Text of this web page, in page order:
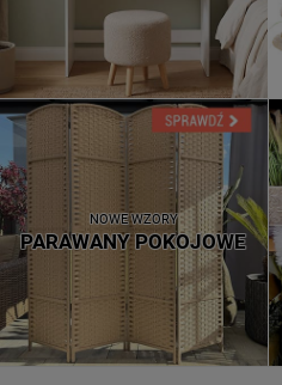
NOWE WZORY
PARAWANY POKOJOWE